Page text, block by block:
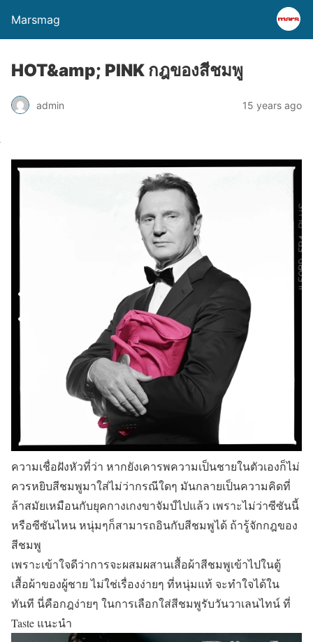
Marsmag
HOT&amp; PINK กฎของสีชมพู
admin 15 years ago
ความเชื่อฝังหัวที่ว่า หากยังเคารพความเป็นชายในตัวเองก็ไม่
ควรหยิบสีชมพูมาใส่ไม่ว่ากรณีใดๆ มันกลายเป็นความคิดที่
ล้าสมัยเหมือนกับยุคกางเกงขาจัมป์ไปแล้ว เพราะไม่ว่าซีซันนี้
หรือซีซันไหน หนุ่มๆก็สามารถอินกับสีชมพูได้ ถ้ารู้จักกฎของ
สีชมพู
เพราะเข้าใจดีว่าการจะผสมผสานเสื้อผ้าสีชมพูเข้าไปในตู้
เสื้อผ้าของผู้ชาย ไม่ใช่เรื่องง่ายๆ ที่หนุ่มแท้ จะทำใจได้ใน
ทันที นี่คือกฎง่ายๆ ในการเลือกใส่สีชมพูรับวันวาเลนไทน์ ที่
Taste แนะนำ